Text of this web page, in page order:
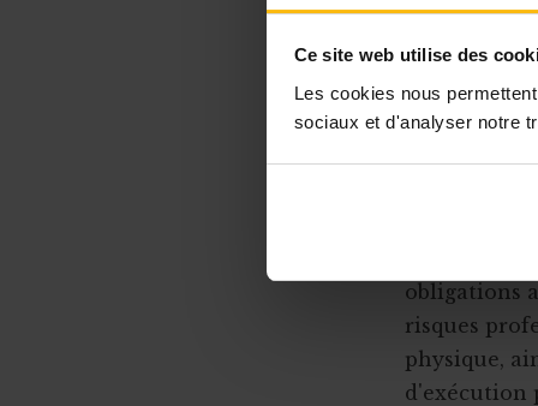
Ce site web utilise des
Les cookies nous
sociaux et d'analyser notre
les
ou encore
Code du
bien-être
découlent.
a sécurité,
obligations
risques
physique,
d'exécution